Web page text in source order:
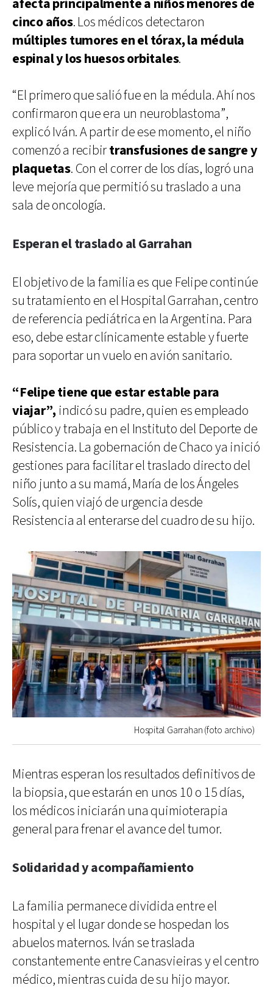
afecta principalmente a niños menores de
cinco años. Los médicos detectaron
múltiples tumores en el tórax, la médula
espinal y los huesos orbitales.
“El primero que salió fue en la médula. Ahí nos
confirmaron que era un neuroblastoma”,
explicó Iván. A partir de ese momento, el niño
comenzó a recibirtransfusiones de sangre y
plaquetas. Con el correr de los días, logró una
leve mejoría que permitió su traslado a una
sala de oncología.
Esperan el traslado al Garrahan
El objetivo de la familia es que Felipe continúe
su tratamiento en el Hospital Garrahan, centro
de referencia pediátrica en la Argentina. Para
eso, debe estar clínicamente estable y fuerte
para soportar un vuelo en avión sanitario.
“Felipe tiene que estar estable para
viajar”, indicó su padre, quien es empleado
público y trabaja en el Instituto del Deporte de
Resistencia. La gobernación de Chaco ya inició
gestiones para facilitar el traslado directo del
niño junto a su mamá, María de los Ángeles
Solís, quien viajó de urgencia desde
Resistencia al enterarse del cuadro de su hijo.
Hospital Garrahan (foto archivo)
Mientras esperan los resultados definitivos de
la biopsia, que estarán en unos 10 o 15 días,
los médicos iniciarán una quimioterapia
general para frenar el avance del tumor.
Solidaridad y acompañamiento
La familia permanece dividida entre el
hospital y el lugar donde se hospedan los
abuelos maternos. Iván se traslada
constantemente entre Canasvieiras y el centro
médico, mientras cuida de su hijo mayor.